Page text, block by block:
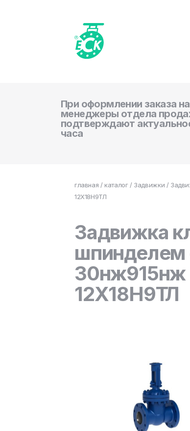
При оформлении заказа
менеджеры отдела
подтверждают
часа
главная / каталог/ Задвижки /
12Х18Н9ТЛ
Задвижка
шпинделем
30нж915нж
12Х18Н9ТЛ